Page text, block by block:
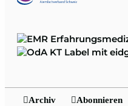
Archiv Abonnieren